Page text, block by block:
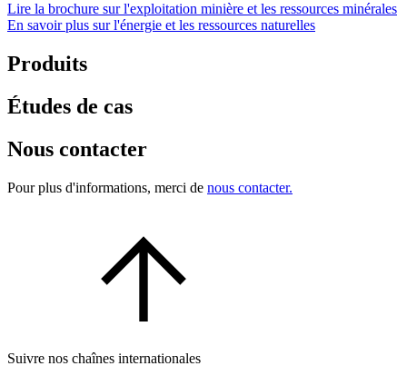
Lire la brochure sur l'exploitation minière et les ressources minérales
En savoir plus sur l'énergie et les ressources naturelles
Produits
Études de cas
Nous contacter
Pour plus d'informations, merci de nous contacter.
Suivre nos chaînes internationales